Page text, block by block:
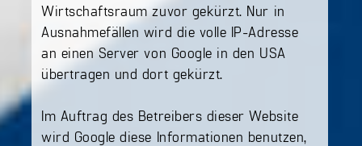
Wirtschaftsraum zuvor gekürzt. Nur in
Ausnahmefällen wird die volle IP-Adresse
an einen Server von Google in den USA
übertragen und dort gekürzt.
Im Auftrag des Betreibers dieser Website
wird Google diese Informationen benutzen,